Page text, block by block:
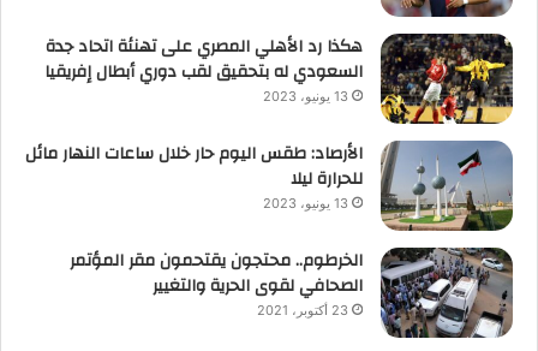
هكذا رد الأهلي المصري على تهنئة اتحاد جدة
السعودي له بتحقيق لقب دوري أبطال إفريقيا
13 يونيو، 2023
الأرصاد: طقس اليوم حار خلال ساعات النهار مائل
للحرارة ليلا
13 يونيو، 2023
الخرطوم.. محتجون يقتحمون مقر المؤتمر
الصحافي لقوى الحرية والتغيير
23 أكتوبر، 2021